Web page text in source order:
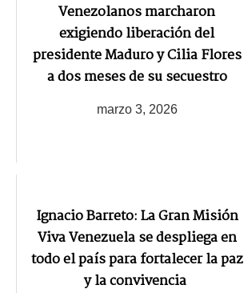
Venezolanos marcharon
exigiendo liberación del
presidente Maduro y Cilia Flores
a dos meses de su secuestro
marzo 3, 2026
Ignacio Barreto: La Gran Misión
Viva Venezuela se despliega en
todo el país para fortalecer la paz
y la convivencia